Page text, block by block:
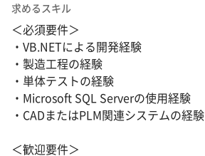
求めるスキル
＜必須要件＞
・VB.NETによる開発経験
・製造工程の経験
・単体テストの経験
・Microsoft SQL Serverの使用経験
・CADまたはPLM関連システムの経験
＜歓迎要件＞